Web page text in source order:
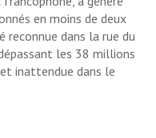
en moins de deux
reconnue dans la rue du
les 38 millions
inattendue dans le